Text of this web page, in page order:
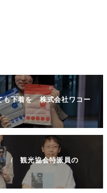
も下着を 株式会社ワコー
/ 観光協会特派員の